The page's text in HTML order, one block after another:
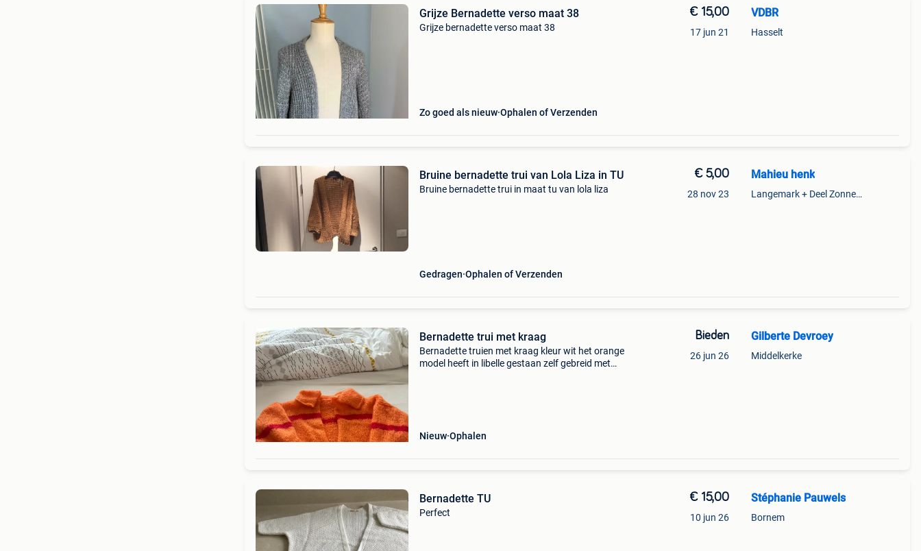
Grijze Bernadette verso maat 38
Grijze bernadette verso maat 38
Zo goed als nieuw Ophalen of Verzenden
€ 15,00
17 jun 21
VDBR
Hasselt
Bruine bernadette trui van Lola Liza in TU
Bruine bernadette trui in maat tu van lola liza
Gedragen Ophalen of Verzenden
€ 5,00
28 nov 23
Mahieu henk
Langemark + Deel Zonnebeke
Bernadette trui met kraag
Bernadette truien met kraag kleur wit het orange
model heeft in libelle gestaan zelf gebreid met
Nieuw Ophalen
Bieden
26 jun 26
Gilberte Devroey
Middelkerke
Bernadette TU
Perfect
€ 15,00
10 jun 26
Stéphanie Pauwels
Bornem